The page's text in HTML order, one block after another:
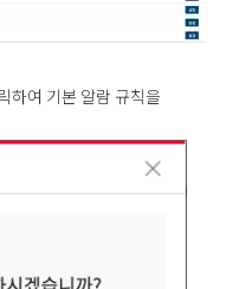
하여 기본 알람 규칙을